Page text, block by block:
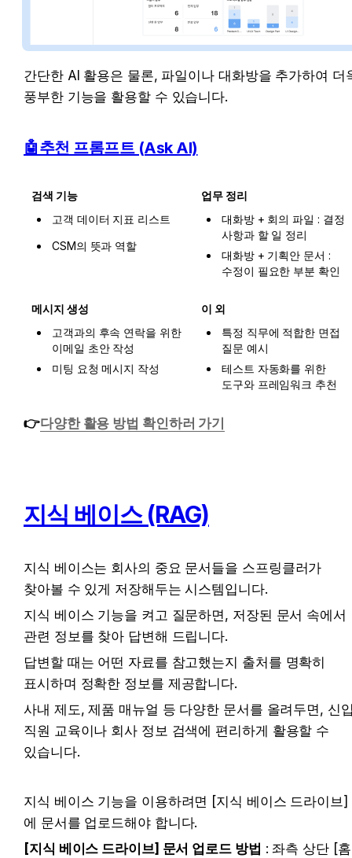
간단한 AI 활용은 물론, 파일이나 대화방을 추가하여 더
풍부한 기능을 활용할 수 있습니다.
🤖추천 프롬프트 (Ask AI)
검색 기능
고객 데이터 지표 리스트
CSM의 뜻과 역할
업무 정리
대화방 + 회의 파일 : 결정
사항과 할 일 정리
대화방 + 기획안 문서 :
수정이 필요한 부분 확인
메시지 생성
고객과의 후속 연락을 위한
이메일 초안 작성
미팅 요청 메시지 작성
이 외
특정 직무에 적합한 면접
질문 예시
테스트 자동화를 위한
도구와 프레임워크 추천
👉다양한 활용 방법 확인하러 가기
지식 베이스 (RAG)
지식 베이스는 회사의 중요 문서들을 스프링클러가
찾아볼 수 있게 저장해두는 시스템입니다.
지식 베이스 기능을 켜고 질문하면, 저장된 문서 속에서
관련 정보를 찾아 답변해 드립니다.
답변할 때는 어떤 자료를 참고했는지 출처를 명확히
표시하며 정확한 정보를 제공합니다.
사내 제도, 제품 매뉴얼 등 다양한 문서를 올려두면, 신
직원 교육이나 회사 정보 검색에 편리하게 활용할 수
있습니다.
지식 베이스 기능을 이용하려면 [지식 베이스 드라이브]
에 문서를 업로드해야 합니다.
[지식 베이스 드라이브] 문서 업로드 방법 : 좌측 상단 [